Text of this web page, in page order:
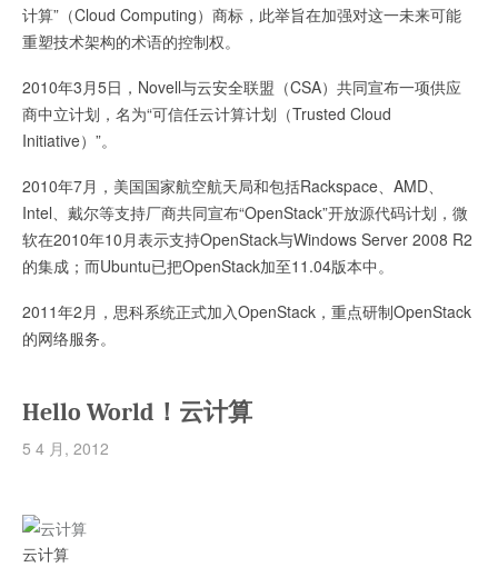
计算”（Cloud Computing）商标，此举旨在加强对这一未来可能
重塑技术架构的术语的控制权。
2010年3月5日，Novell与云安全联盟（CSA）共同宣布一项供应
商中立计划，名为“可信任云计算计划（Trusted Cloud
Initiative）”。
2010年7月，美国国家航空航天局和包括Rackspace、AMD、
Intel、戴尔等支持厂商共同宣布“OpenStack”开放源代码计划，微
软在2010年10月表示支持OpenStack与Windows Server 2008 R2
的集成；而Ubuntu已把OpenStack加至11.04版本中。
2011年2月，思科系统正式加入OpenStack，重点研制OpenStack
的网络服务。
Hello World！云计算
5 4 月, 2012
云计算